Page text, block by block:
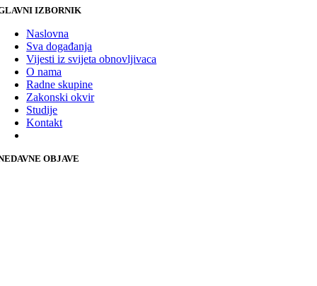
IZBORNIK
Naslovna
Sva događanja
Vijesti iz svijeta obnovljivaca
O nama
Radne skupine
Zakonski okvir
Studije
Kontakt
OBJAVE